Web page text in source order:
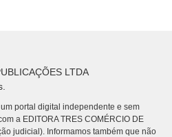
LTDA
portal digital independente e sem
a EDITORA TRES COMÉRCIO DE
judicial). Informamos também que não